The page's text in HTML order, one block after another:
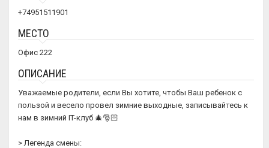
+74951511901
МЕСТО
Офис 222
ОПИСАНИЕ
Уважаемые родители, если Вы хотите, чтобы Ваш ребенок с
пользой и весело провел зимние выходные, записывайтесь к
нам в зимний IT-клуб 🎄🎅🏻
> Легенда смены: